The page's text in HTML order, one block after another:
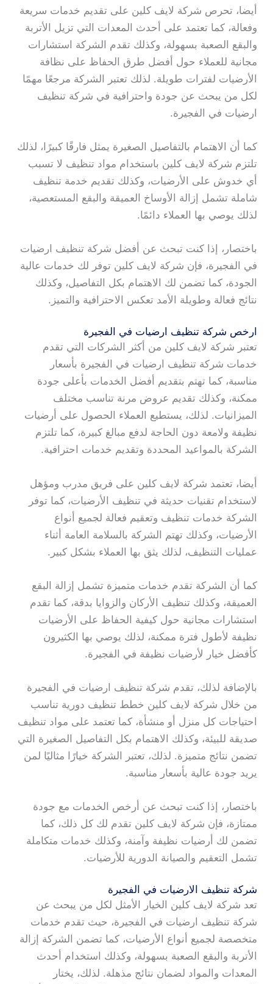
أيضا، تحرص شركة لايف كلين على تقديم خدمات سريعة
وفعالة، كما تعتمد على أحدث المعدات التي تزيل الأتربة
والبقع الصعبة بسهولة، وكذلك تقدم الشركة استشارات
مجانية للعملاء حول أفضل طرق الحفاظ على نظافة
الأرضيات لفترات طويلة. لذلك تعتبر الشركة مرجعًا مهمًا
لكل من يبحث عن جودة واحترافية في شركة تنظيف
ارضيات في الفجيرة.
كما أن الاهتمام بالتفاصيل الصغيرة يمثل فارقًا كبيرًا، لذلك
تلتزم شركة لايف كلين باستخدام مواد تنظيف لا تسبب
أي خدوش على الأرضيات، وكذلك تقديم خدمة تنظيف
شاملة تشمل إزالة الأوساخ العميقة والبقع المستعصية،
لذلك يوصي بها العملاء دائمًا.
باختصار، إذا كنت تبحث عن أفضل شركة تنظيف ارضيات
في الفجيرة، فإن شركة لايف كلين توفر لك خدمات عالية
الجودة، كما تضمن لك الاهتمام بكل التفاصيل، وكذلك
نتائج فعالة وطويلة الأمد تعكس الاحترافية والتميز.
ارخص شركة تنظيف ارضيات في الفجيرة
تعتبر شركة لايف كلين من أكثر الشركات التي تقدم
خدمات شركة تنظيف ارضيات في الفجيرة بأسعار
مناسبة، كما تهتم بتقديم أفضل الخدمات بأعلى جودة
ممكنة، وكذلك تقديم عروض مرنة تناسب مختلف
الميزانيات. لذلك، يستطيع العملاء الحصول على أرضيات
نظيفة ولامعة دون الحاجة لدفع مبالغ كبيرة، كما تلتزم
الشركة بالمواعيد المحددة وتقديم خدمات احترافية.
أيضا، تعتمد شركة لايف كلين على فريق مدرب ومؤهل
لاستخدام تقنيات حديثة في تنظيف الأرضيات، كما توفر
الشركة خدمات تنظيف وتعقيم فعالة لجميع أنواع
الأرضيات، وكذلك تهتم الشركة بالسلامة العامة أثناء
عمليات التنظيف، لذلك يثق بها العملاء بشكل كبير.
كما أن الشركة تقدم خدمات متميزة تشمل إزالة البقع
العميقة، وكذلك تنظيف الأركان والزوايا بدقة، كما تقدم
استشارات مجانية حول كيفية الحفاظ على الأرضيات
نظيفة لأطول فترة ممكنة، لذلك يوصي بها الكثيرون
كأفضل خيار لأرضيات نظيفة في الفجيرة.
بالإضافة لذلك، تقدم شركة تنظيف ارضيات في الفجيرة
من خلال شركة لايف كلين خطط تنظيف دورية تناسب
احتياجات كل منزل أو منشأة، كما تعتمد على مواد تنظيف
صديقة للبيئة، وكذلك الاهتمام بكل التفاصيل الصغيرة التي
تضمن نتائج متميزة. لذلك، تعتبر الشركة خيارًا مثاليًا لمن
يريد جودة عالية بأسعار مناسبة.
باختصار، إذا كنت تبحث عن أرخص الخدمات مع جودة
ممتازة، فإن شركة لايف كلين تقدم لك كل ذلك، كما
تضمن لك أرضيات نظيفة وآمنة، وكذلك خدمات متكاملة
تشمل التعقيم والصيانة الدورية للأرضيات.
شركة تنظيف الارضيات في الفجيرة
تعد شركة لايف كلين الخيار الأمثل لكل من يبحث عن
شركة تنظيف ارضيات في الفجيرة، حيث تقدم خدمات
متخصصة لجميع أنواع الأرضيات، كما تضمن الشركة إزالة
الأتربة والبقع الصعبة بسهولة، وكذلك استخدام أحدث
المعدات والمواد لضمان نتائج مذهلة. لذلك، يختار